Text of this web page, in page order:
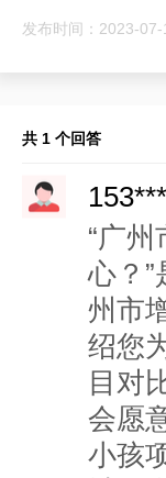
发布时间：2023-07-
共 1 个回答
“广
心？
州市
绍您
目对
会愿
小孩